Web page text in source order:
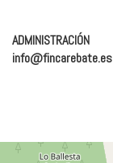
ADMINISTRACIÓN
info@fincarebate.es